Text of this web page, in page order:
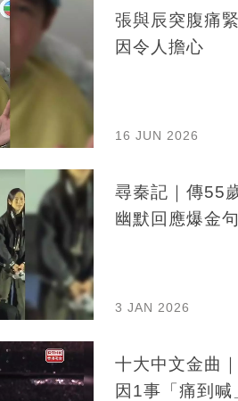
張與辰突腹痛
因令人擔心
16 JUN 2026
尋秦記｜傳55
幽默回應爆金
3 JAN 2026
十大中文金曲｜雲浩
因1事「痛到喊